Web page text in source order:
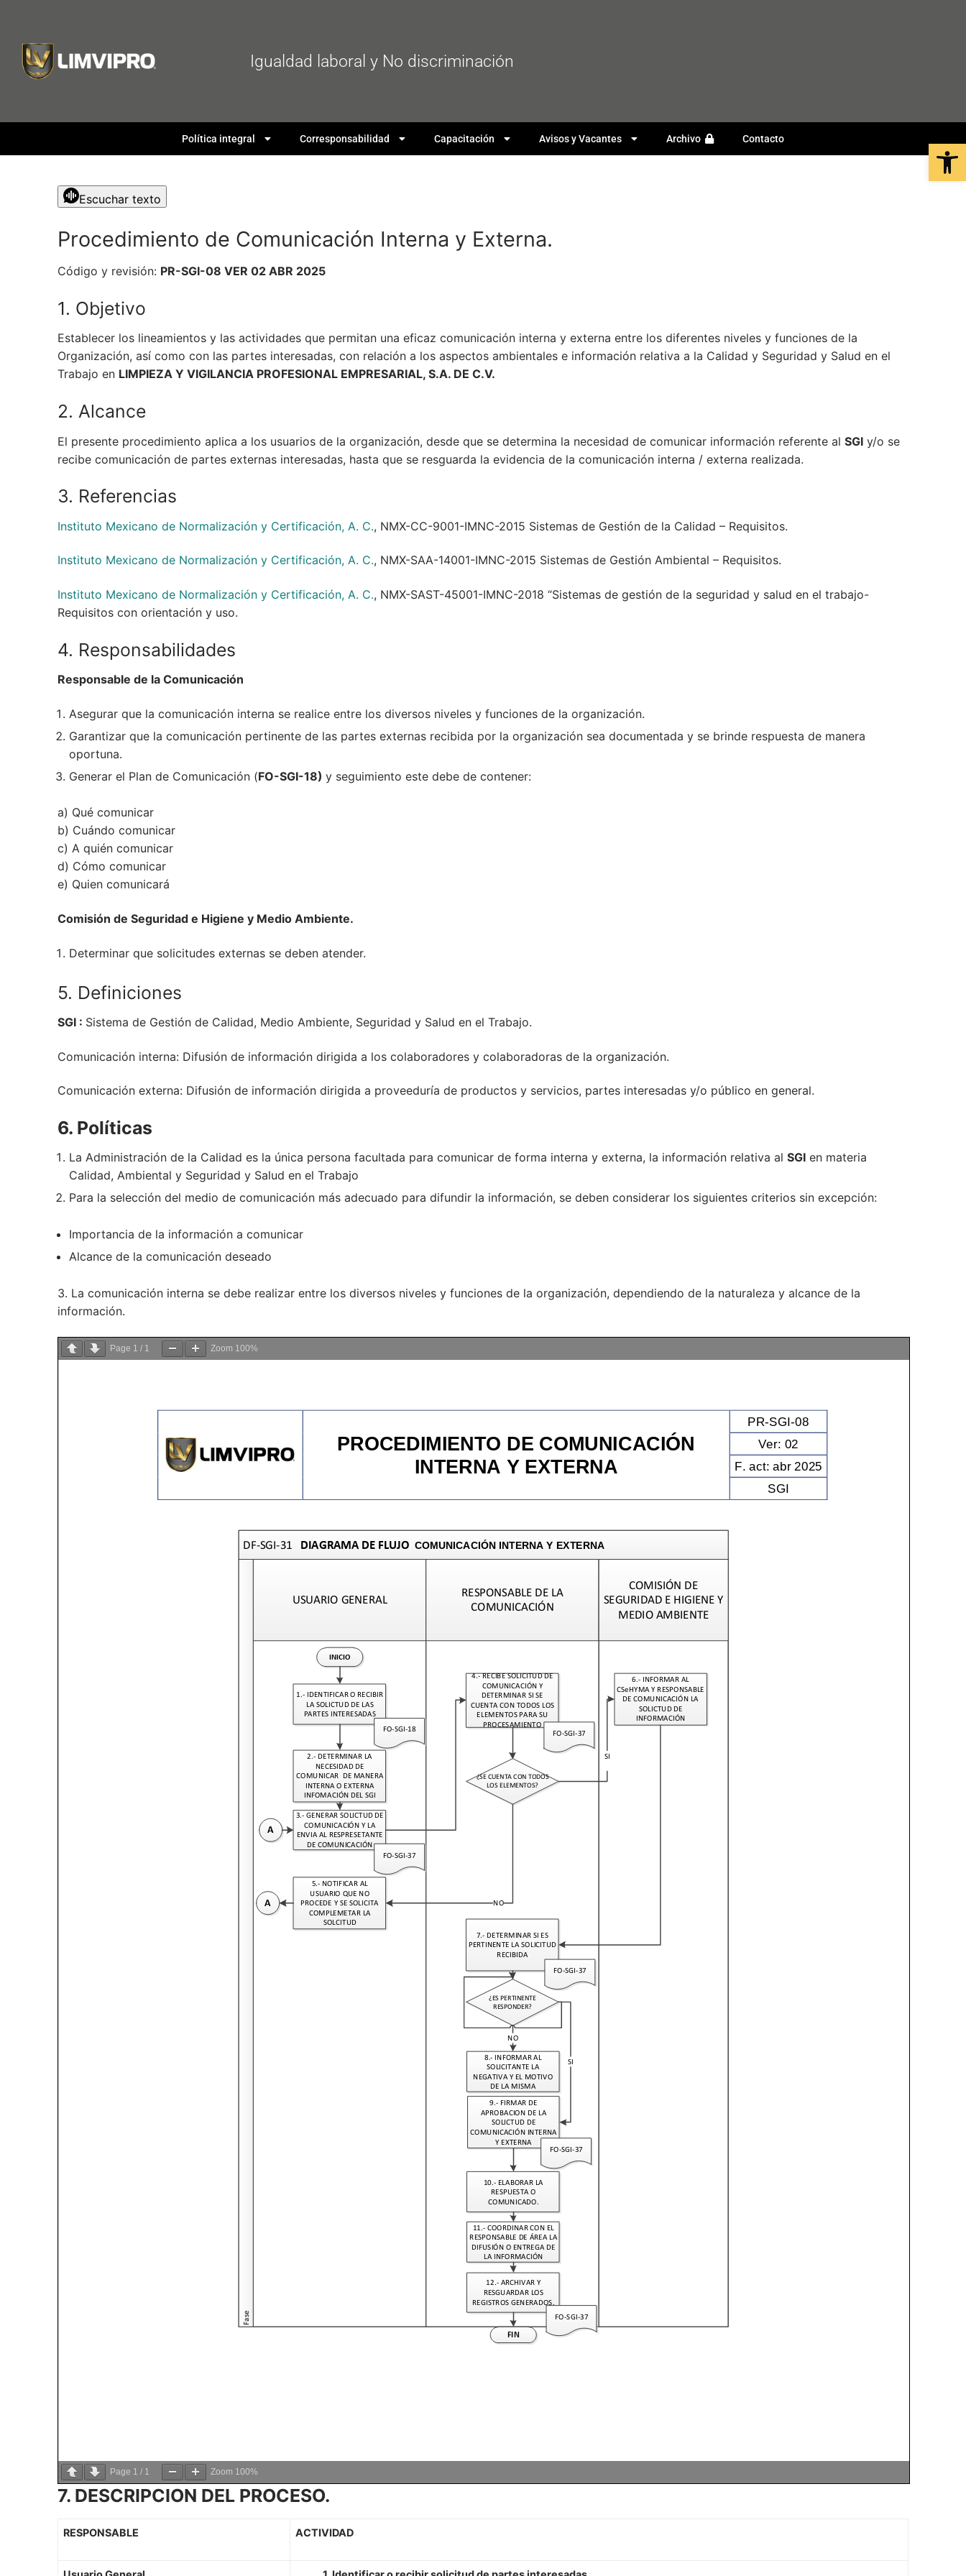
Igualdad laboral y No discriminación
Política integral Corresponsabilidad Capacitación Avisos y Vacantes Archivo Contacto
Escuchar texto
Procedimiento de Comunicación Interna y Externa.
Código y revisión: PR-SGI-08 VER 02 ABR 2025
1. Objetivo
Establecer los lineamientos y las actividades que permitan una eficaz comunicación interna y externa entre los diferentes niveles y funciones de la
Organización, así como con las partes interesadas, con relación a los aspectos ambientales e información relativa a la Calidad y Seguridad y Salud en el
Trabajo en LIMPIEZA Y VIGILANCIA PROFESIONAL EMPRESARIAL, S.A. DE C.V.
2. Alcance
El presente procedimiento aplica a los usuarios de la organización, desde que se determina la necesidad de comunicar información referente al SGI y/o se
recibe comunicación de partes externas interesadas, hasta que se resguarda la evidencia de la comunicación interna / externa realizada.
3. Referencias
Instituto Mexicano de Normalización y Certificación, A. C., NMX-CC-9001-IMNC-2015 Sistemas de Gestión de la Calidad – Requisitos.
Instituto Mexicano de Normalización y Certificación, A. C., NMX-SAA-14001-IMNC-2015 Sistemas de Gestión Ambiental – Requisitos.
Instituto Mexicano de Normalización y Certificación, A. C., NMX-SAST-45001-IMNC-2018 “Sistemas de gestión de la seguridad y salud en el trabajo-
Requisitos con orientación y uso.
4. Responsabilidades
Responsable de la Comunicación
Asegurar que la comunicación interna se realice entre los diversos niveles y funciones de la organización.
Garantizar que la comunicación pertinente de las partes externas recibida por la organización sea documentada y se brinde respuesta de manera
oportuna.
Generar el Plan de Comunicación (FO-SGI-18) y seguimiento este debe de contener:
a) Qué comunicar
b) Cuándo comunicar
c) A quién comunicar
d) Cómo comunicar
e) Quien comunicará
Comisión de Seguridad e Higiene y Medio Ambiente.
Determinar que solicitudes externas se deben atender.
5. Definiciones
SGI : Sistema de Gestión de Calidad, Medio Ambiente, Seguridad y Salud en el Trabajo.
Comunicación interna: Difusión de información dirigida a los colaboradores y colaboradoras de la organización.
Comunicación externa: Difusión de información dirigida a proveeduría de productos y servicios, partes interesadas y/o público en general.
6. Políticas
La Administración de la Calidad es la única persona facultada para comunicar de forma interna y externa, la información relativa al SGI en materia
Calidad, Ambiental y Seguridad y Salud en el Trabajo
Para la selección del medio de comunicación más adecuado para difundir la información, se deben considerar los siguientes criterios sin excepción:
Importancia de la información a comunicar
Alcance de la comunicación deseado
3. La comunicación interna se debe realizar entre los diversos niveles y funciones de la organización, dependiendo de la naturaleza y alcance de la
información.
Page 1 / 1 Zoom 100%
Page 1 / 1 Zoom 100%
7. DESCRIPCION DEL PROCESO.
RESPONSABLE ACTIVIDAD